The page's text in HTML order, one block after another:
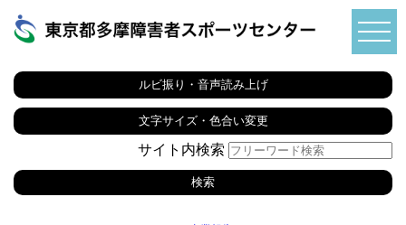
ルビ振り・音声読み上げ
文字サイズ・色合い変更
サイト内検索